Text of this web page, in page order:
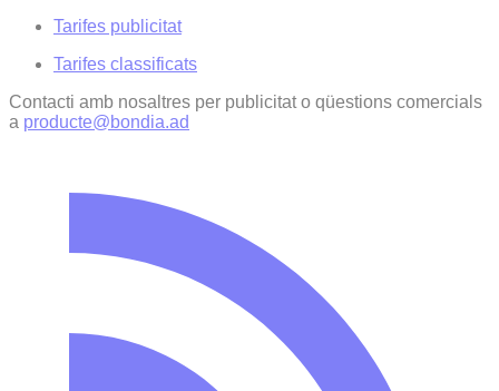
Tarifes publicitat
Tarifes classificats
Contacti amb nosaltres per publicitat o qüestions comercials
a producte@bondia.ad